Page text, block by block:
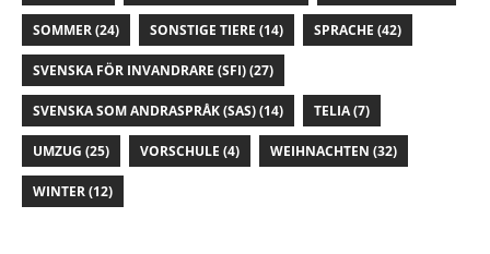
SOMMER(24) SONSTIGE TIERE (14) SPRACHE (42)
SVENSKA FÖR INVANDRARE (SFI)(27)
SVENSKA SOM ANDRASPRÅK (SAS)(14) TELIA(7)
UMZUG (25) VORSCHULE (4) WEIHNACHTEN (32)
WINTER(12)